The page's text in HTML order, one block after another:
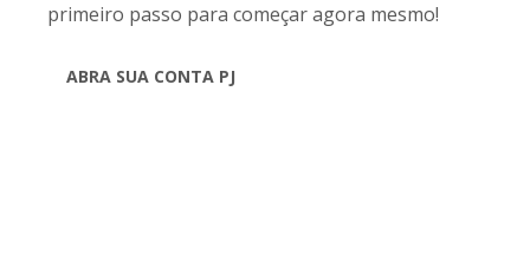
primeiro passo para começar agora mesmo!
ABRA SUA CONTA PJ